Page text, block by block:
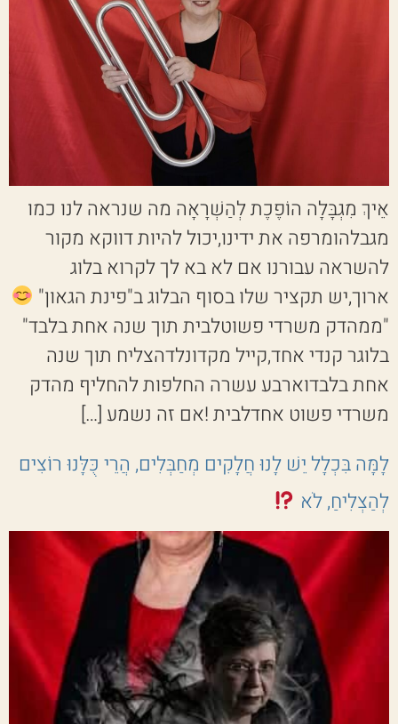
אֵיךְ מִגְבָּלָה הוֹפֶכֶת לְהַשְׁרָאָה מה שנראה לנו כמו
מגבלהומרפה את ידינו,יכול להיות דווקא מקור
להשראה עבורנו אם לא בא לך לקרוא בלוג
ארוך,יש תקציר שלו בסוף הבלוג ב"פינת הגאון"
"ממהדק משרדי פשוטלבית תוך שנה אחת בלבד"
בלוגר קנדי אחד,קייל מקדונלדהצליח תוך שנה
אחת בלבדוארבע עשרה החלפות להחליף מהדק
משרדי פשוט אחדלבית !אם זה נשמע […]
לָמָּה בִּכְלָל יֵשׁ לָנוּ חֲלָקִים מְחַבְּלִים, הֲרֵי כֻּלָּנוּ רוֹצִים
לְהַצְלִיחַ, לֹא